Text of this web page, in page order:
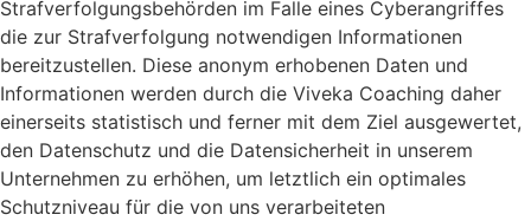
Strafverfolgungsbehörden im Falle eines Cyberangriffes
die zur Strafverfolgung notwendigen Informationen
bereitzustellen. Diese anonym erhobenen Daten und
Informationen werden durch die Viveka Coaching daher
einerseits statistisch und ferner mit dem Ziel ausgewertet,
den Datenschutz und die Datensicherheit in unserem
Unternehmen zu erhöhen, um letztlich ein optimales
Schutzniveau für die von uns verarbeiteten